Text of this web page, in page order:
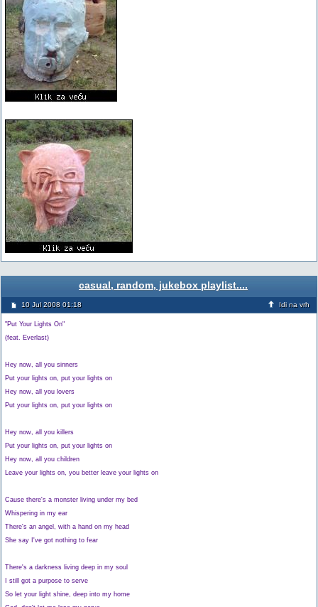
casual, random, jukebox playlist....
10 Jul 2008 01:18 Idi na vrh
"Put Your Lights On"
(feat. Everlast)
Hey now, all you sinners
Put your lights on, put your lights on
Hey now, all you lovers
Put your lights on, put your lights on
Hey now, all you killers
Put your lights on, put your lights on
Hey now, all you children
Leave your lights on, you better leave your lights on
Cause there's a monster living under my bed
Whispering in my ear
There's an angel, with a hand on my head
She say I've got nothing to fear
There's a darkness living deep in my soul
I still got a purpose to serve
So let your light shine, deep into my home